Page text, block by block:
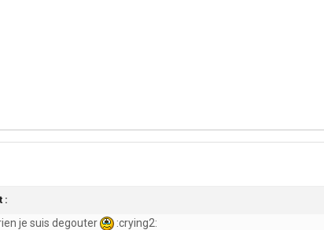
:
je suis degouter :crying2: